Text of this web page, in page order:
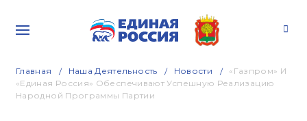
Главная Наша Деятельность Новости
«Газпром» И
«Единая Россия» Обеспечивают Успешную Реализацию
Народной Программы Партии